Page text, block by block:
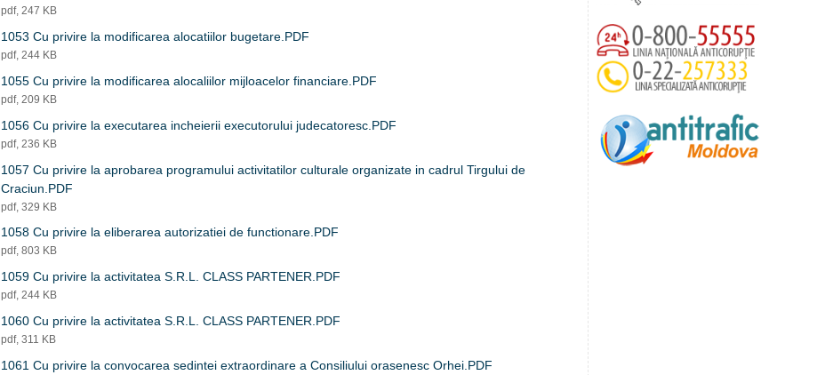
pdf, 247 KB
1053 Cu privire la modificarea alocatiilor bugetare.PDF
pdf, 244 KB
1055 Cu privire la modificarea alocaliilor mijloacelor financiare.PDF
pdf, 209 KB
1056 Cu privire la executarea incheierii executorului judecatoresc.PDF
pdf, 236 KB
1057 Cu privire la aprobarea programului activitatilor culturale organizate in cadrul Tirgului de
Craciun.PDF
pdf, 329 KB
1058 Cu privire la eliberarea autorizatiei de functionare.PDF
pdf, 803 KB
1059 Cu privire la activitatea S.R.L. CLASS PARTENER.PDF
pdf, 244 KB
1060 Cu privire la activitatea S.R.L. CLASS PARTENER.PDF
pdf, 311 KB
1061 Cu privire la convocarea sedintei extraordinare a Consiliului orasenesc Orhei.PDF